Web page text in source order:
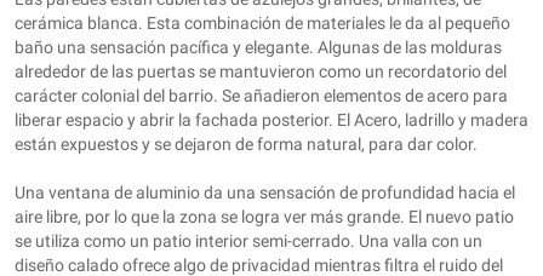
cerámica blanca. Esta combinación de materiales le da al pequeño
baño una sensación pacífica y elegante. Algunas de las molduras
alrededor de las puertas se mantuvieron como un recordatorio del
carácter colonial del barrio. Se añadieron elementos de acero para
liberar espacio y abrir la fachada posterior. El Acero, ladrillo y madera
están expuestos y se dejaron de forma natural, para dar color.
Una ventana de aluminio da una sensación de profundidad hacia el
aire libre, por lo que la zona se logra ver más grande. El nuevo patio
se utiliza como un patio interior semi-cerrado. Una valla con un
diseño calado ofrece algo de privacidad mientras filtra el ruido del